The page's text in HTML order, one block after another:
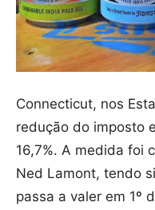
Connecticut, nos
redução do imposto
16,7%. A medida foi
Ned Lamont, tendo
passa a valer em 1º